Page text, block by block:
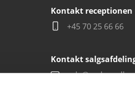
Kontakt receptionen
+45 70 25 66 66
Kontakt
salg@carlsen.dk